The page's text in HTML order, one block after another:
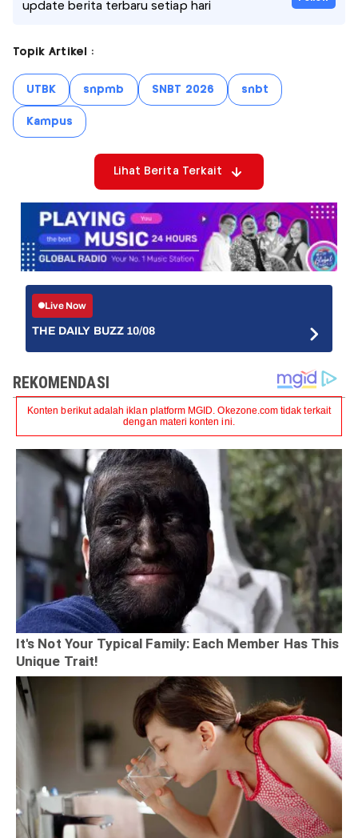
update berita terbaru setiap hari
Topik Artikel :
UTBK snpmb SNBT 2026 snbt
Kampus
Lihat Berita Terkait
Live Now
THE DAILY BUZZ 10/08